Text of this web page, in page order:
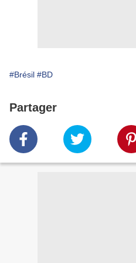
#Brésil #BD
Partager